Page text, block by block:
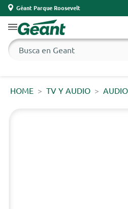
Géant Parque Roosevelt
HOME TV Y AUDIO AUDIO